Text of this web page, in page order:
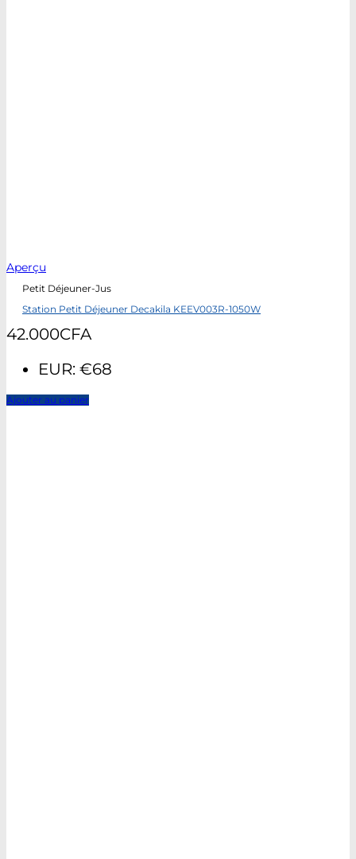
Aperçu
Petit Déjeuner-Jus
Station Petit Déjeuner Decakila KEEV003R-1050W
42.000CFA
EUR: €68
Ajouter au panier